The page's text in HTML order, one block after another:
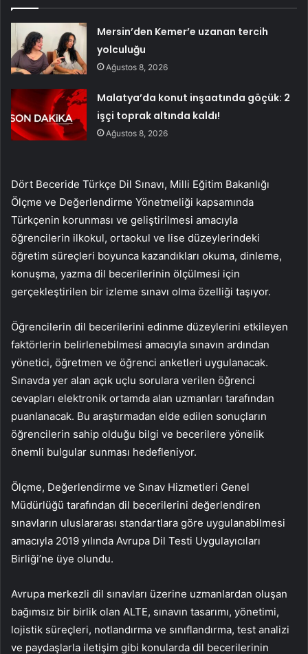
Mersin’den Kemer’e uzanan tercih
yolculuğu
Ağustos 8, 2026
Malatya’da konut inşaatında göçük: 2
işçi toprak altında kaldı!
Ağustos 8, 2026
Dört Beceride Türkçe Dil Sınavı, Milli Eğitim Bakanlığı
Ölçme ve Değerlendirme Yönetmeliği kapsamında
Türkçenin korunması ve geliştirilmesi amacıyla
öğrencilerin ilkokul, ortaokul ve lise düzeylerindeki
öğretim süreçleri boyunca kazandıkları okuma, dinleme,
konuşma, yazma dil becerilerinin ölçülmesi için
gerçekleştirilen bir izleme sınavı olma özelliği taşıyor.
Öğrencilerin dil becerilerini edinme düzeylerini etkileyen
faktörlerin belirlenebilmesi amacıyla sınavın ardından
yönetici, öğretmen ve öğrenci anketleri uygulanacak.
Sınavda yer alan açık uçlu sorulara verilen öğrenci
cevapları elektronik ortamda alan uzmanları tarafından
puanlanacak. Bu araştırmadan elde edilen sonuçların
öğrencilerin sahip olduğu bilgi ve becerilere yönelik
önemli bulgular sunması hedefleniyor.
Ölçme, Değerlendirme ve Sınav Hizmetleri Genel
Müdürlüğü tarafından dil becerilerini değerlendiren
sınavların uluslararası standartlara göre uygulanabilmesi
amacıyla 2019 yılında Avrupa Dil Testi Uygulayıcıları
Birliği’ne üye olundu.
Avrupa merkezli dil sınavları üzerine uzmanlardan oluşan
bağımsız bir birlik olan ALTE, sınavın tasarımı, yönetimi,
lojistik süreçleri, notlandırma ve sınıflandırma, test analizi
ve paydaşlarla iletişim gibi konularda dil becerilerinin